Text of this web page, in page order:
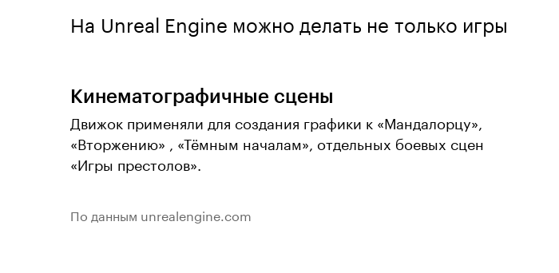
На Unreal Engine можно делать не только игры
Кинематографичные сцены
Движок применяли для создания графики к «Мандалорцу»,
«Вторжению» , «Тёмным началам», отдельных боевых сцен
«Игры престолов».
По данным unrealengine.com